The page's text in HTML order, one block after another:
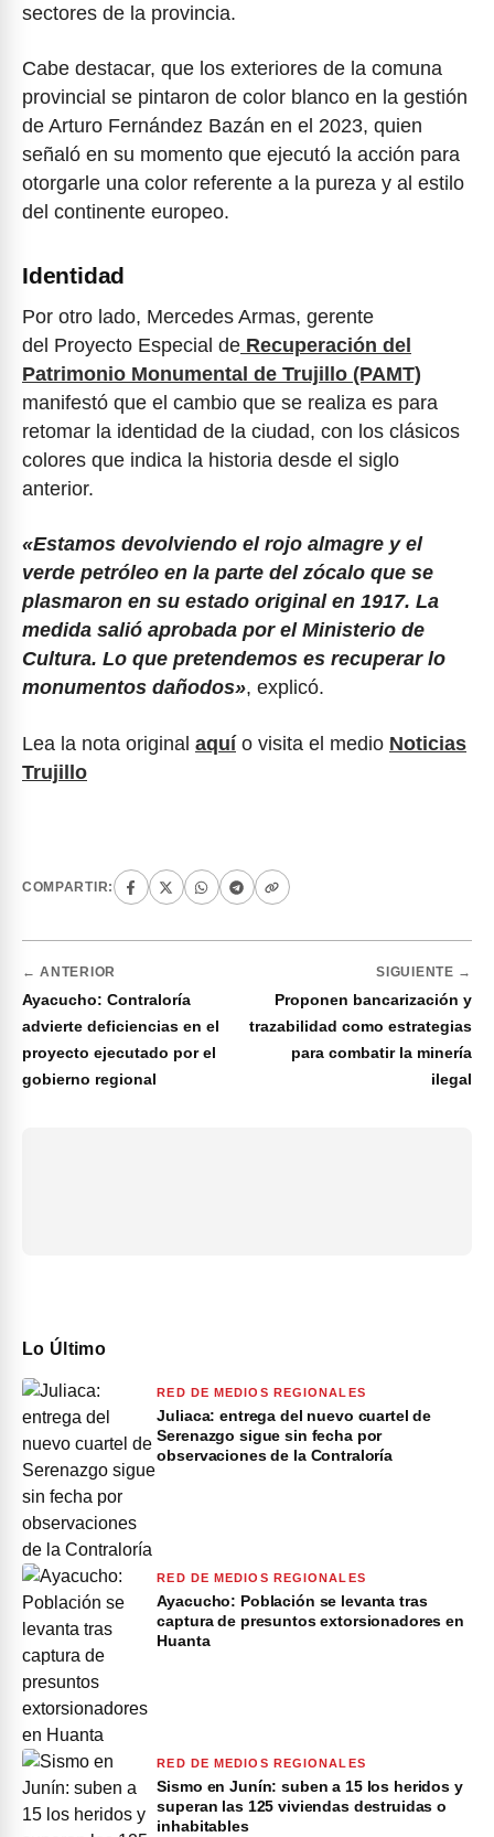
sectores de la provincia.
Cabe destacar, que los exteriores de la comuna
provincial se pintaron de color blanco en la gestión
de Arturo Fernández Bazán en el 2023, quien
señaló en su momento que ejecutó la acción para
otorgarle una color referente a la pureza y al estilo
del continente europeo.
Identidad
Por otro lado, Mercedes Armas, gerente
del Proyecto Especial de Recuperación del
Patrimonio Monumental de Trujillo (PAMT)
manifestó que el cambio que se realiza es para
retomar la identidad de la ciudad, con los clásicos
colores que indica la historia desde el siglo
anterior.
«Estamos devolviendo el rojo almagre y el
verde petróleo en la parte del zócalo que se
plasmaron en su estado original en 1917. La
medida salió aprobada por el Ministerio de
Cultura. Lo que pretendemos es recuperar lo
monumentos dañodos», explicó.
Lea la nota original aquí o visita el medio Noticias
Trujillo
COMPARTIR:
← ANTERIOR
Ayacucho: Contraloría
advierte deficiencias en el
proyecto ejecutado por el
gobierno regional
SIGUIENTE →
Proponen bancarización y
trazabilidad como estrategias
para combatir la minería
ilegal
Lo Último
RED DE MEDIOS REGIONALES
Juliaca: entrega del nuevo cuartel de
Serenazgo sigue sin fecha por
observaciones de la Contraloría
RED DE MEDIOS REGIONALES
Ayacucho: Población se levanta tras
captura de presuntos extorsionadores en
Huanta
RED DE MEDIOS REGIONALES
Sismo en Junín: suben a 15 los heridos y
superan las 125 viviendas destruidas o
inhabitables